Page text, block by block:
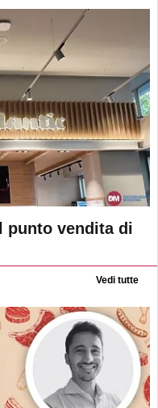
punto vendita di
Vedi tutte